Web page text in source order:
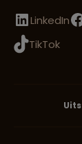
LinkedIn
TikTok